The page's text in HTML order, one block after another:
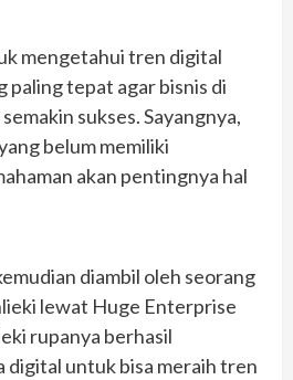
mengetahui tren digital
paling tepat agar bisnis di
sukses. Sayangnya,
belum memiliki
akan pentingnya hal
diambil oleh seorang
lewat Huge Enterprise
rupanya berhasil
digital untuk bisa meraih tren